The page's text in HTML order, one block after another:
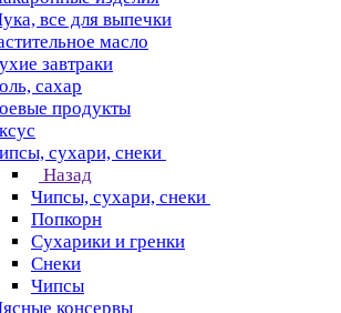
все для выпечки
масло
завтраки
сахар
продукты
сухари, снеки
Назад
Чипсы, сухари, снеки
Попкорн
Сухарики и гренки
Снеки
Чипсы
консервы